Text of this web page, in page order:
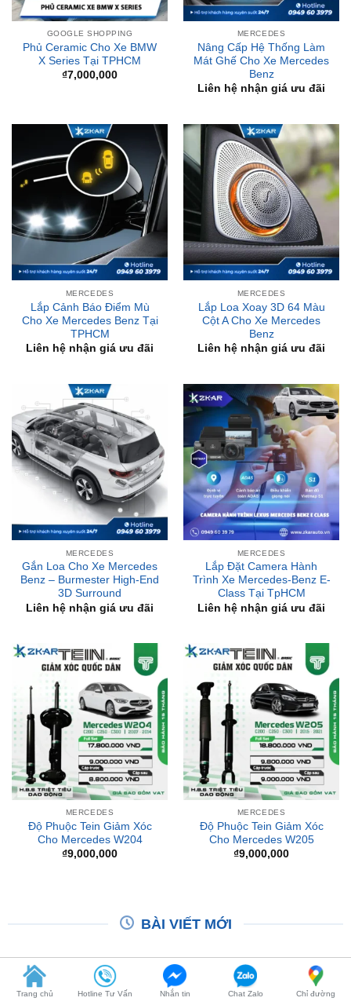
Phủ Ceramic Cho Xe BMW
X Series Tại TPHCM
₫7,000,000
Nâng Cấp Hệ Thống Làm
Mát Ghế Cho Xe Mercedes
Benz
Liên hệ nhận giá ưu đãi
MERCEDES
Lắp Cảnh Báo Điểm Mù
Cho Xe Mercedes Benz Tại
TPHCM
Liên hệ nhận giá ưu đãi
MERCEDES
Lắp Loa Xoay 3D 64 Màu
Cột A Cho Xe Mercedes
Benz
Liên hệ nhận giá ưu đãi
MERCEDES
Gắn Loa Cho Xe Mercedes
Benz – Burmester High-End
3D Surround
Liên hệ nhận giá ưu đãi
MERCEDES
Lắp Đặt Camera Hành
Trình Xe Mercedes-Benz E-
Class Tại TpHCM
Liên hệ nhận giá ưu đãi
MERCEDES
Độ Phuộc Tein Giảm Xóc
Cho Mercedes W204
₫9,000,000
MERCEDES
Độ Phuộc Tein Giảm Xóc
Cho Mercedes W205
₫9,000,000
Trang chủ Hotline Tư Vấn Nhắn tin Chat Zalo Chỉ đường